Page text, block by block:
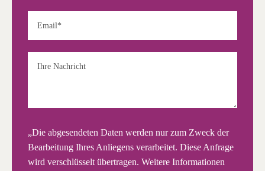
„Die abgesendeten Daten werden nur zum Zweck der
Bearbeitung Ihres Anliegens verarbeitet. Diese Anfrage
wird verschlüsselt übertragen. Weitere Informationen